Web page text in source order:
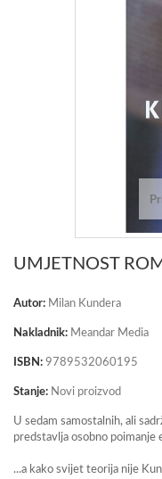
UMJETNOST
Autor: Milan Kundera
Nakladnik: Meandar Media
ISBN: 9789532060195
Stanje: Novi proizvod
U sedam samostalnih, ali
predstavlja osobno poimanje
...a kako svijet teorija nije